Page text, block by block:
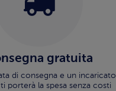
gratuita
di consegna e un incaricato
porterà la spesa senza costi